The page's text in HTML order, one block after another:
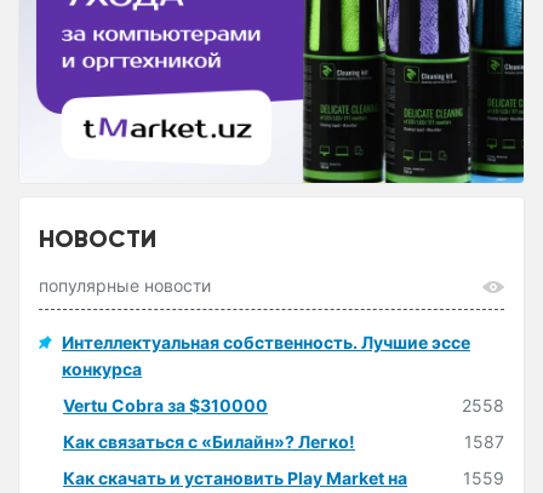
НОВОСТИ
популярные новости
Интеллектуальная собственность. Лучшие эссе
конкурса
Vertu Cobra за $310000
2558
Как связаться с «Билайн»? Легко!
1587
Как скачать и установить Play Market на
1559